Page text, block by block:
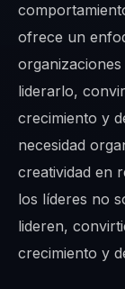
ofrece un
liderarlo,
crecimiento y
necesidad
creatividad en
los líderes no
lideren,
crecimiento y